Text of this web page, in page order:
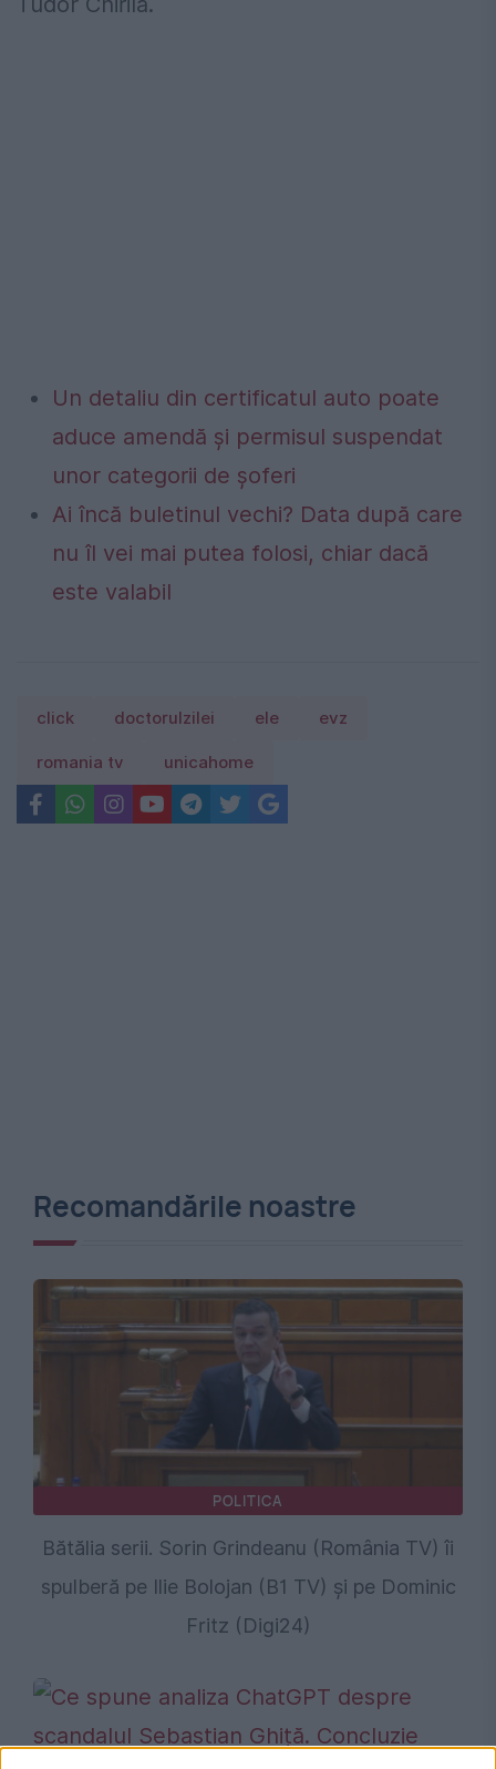
Un detaliu din certificatul auto poate
aduce amendă și permisul suspendat
unor categorii de șoferi
Ai încă buletinul vechi? Data după care
nu îl vei mai putea folosi, chiar dacă
este valabil
click doctorulzilei ele evz
romania tv unicahome
Recomandările noastre
POLITICA
Bătălia serii. Sorin Grindeanu (România TV) îi
spulberă pe Ilie Bolojan (B1 TV) și pe Dominic
Fritz (Digi24)